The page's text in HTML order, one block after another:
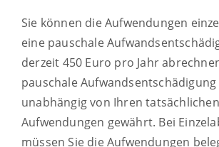
Sie können die Aufwendungen
eine pauschale
derzeit 450 Euro pro Jahr
pauschale
unabhängig von Ihren tatsächlichen
Aufwendungen gewährt. Bei
müssen Sie die Aufwendungen